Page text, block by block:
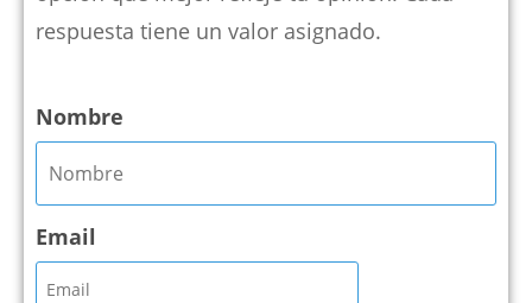
respuesta tiene un valor asignado.
Nombre
Email